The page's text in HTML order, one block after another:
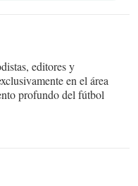
editores y
en el área
profundo del fútbol